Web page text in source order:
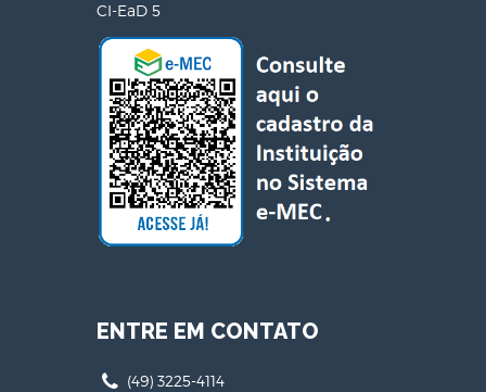
CI-EaD 5
ENTRE EM CONTATO
(49) 3225-4114